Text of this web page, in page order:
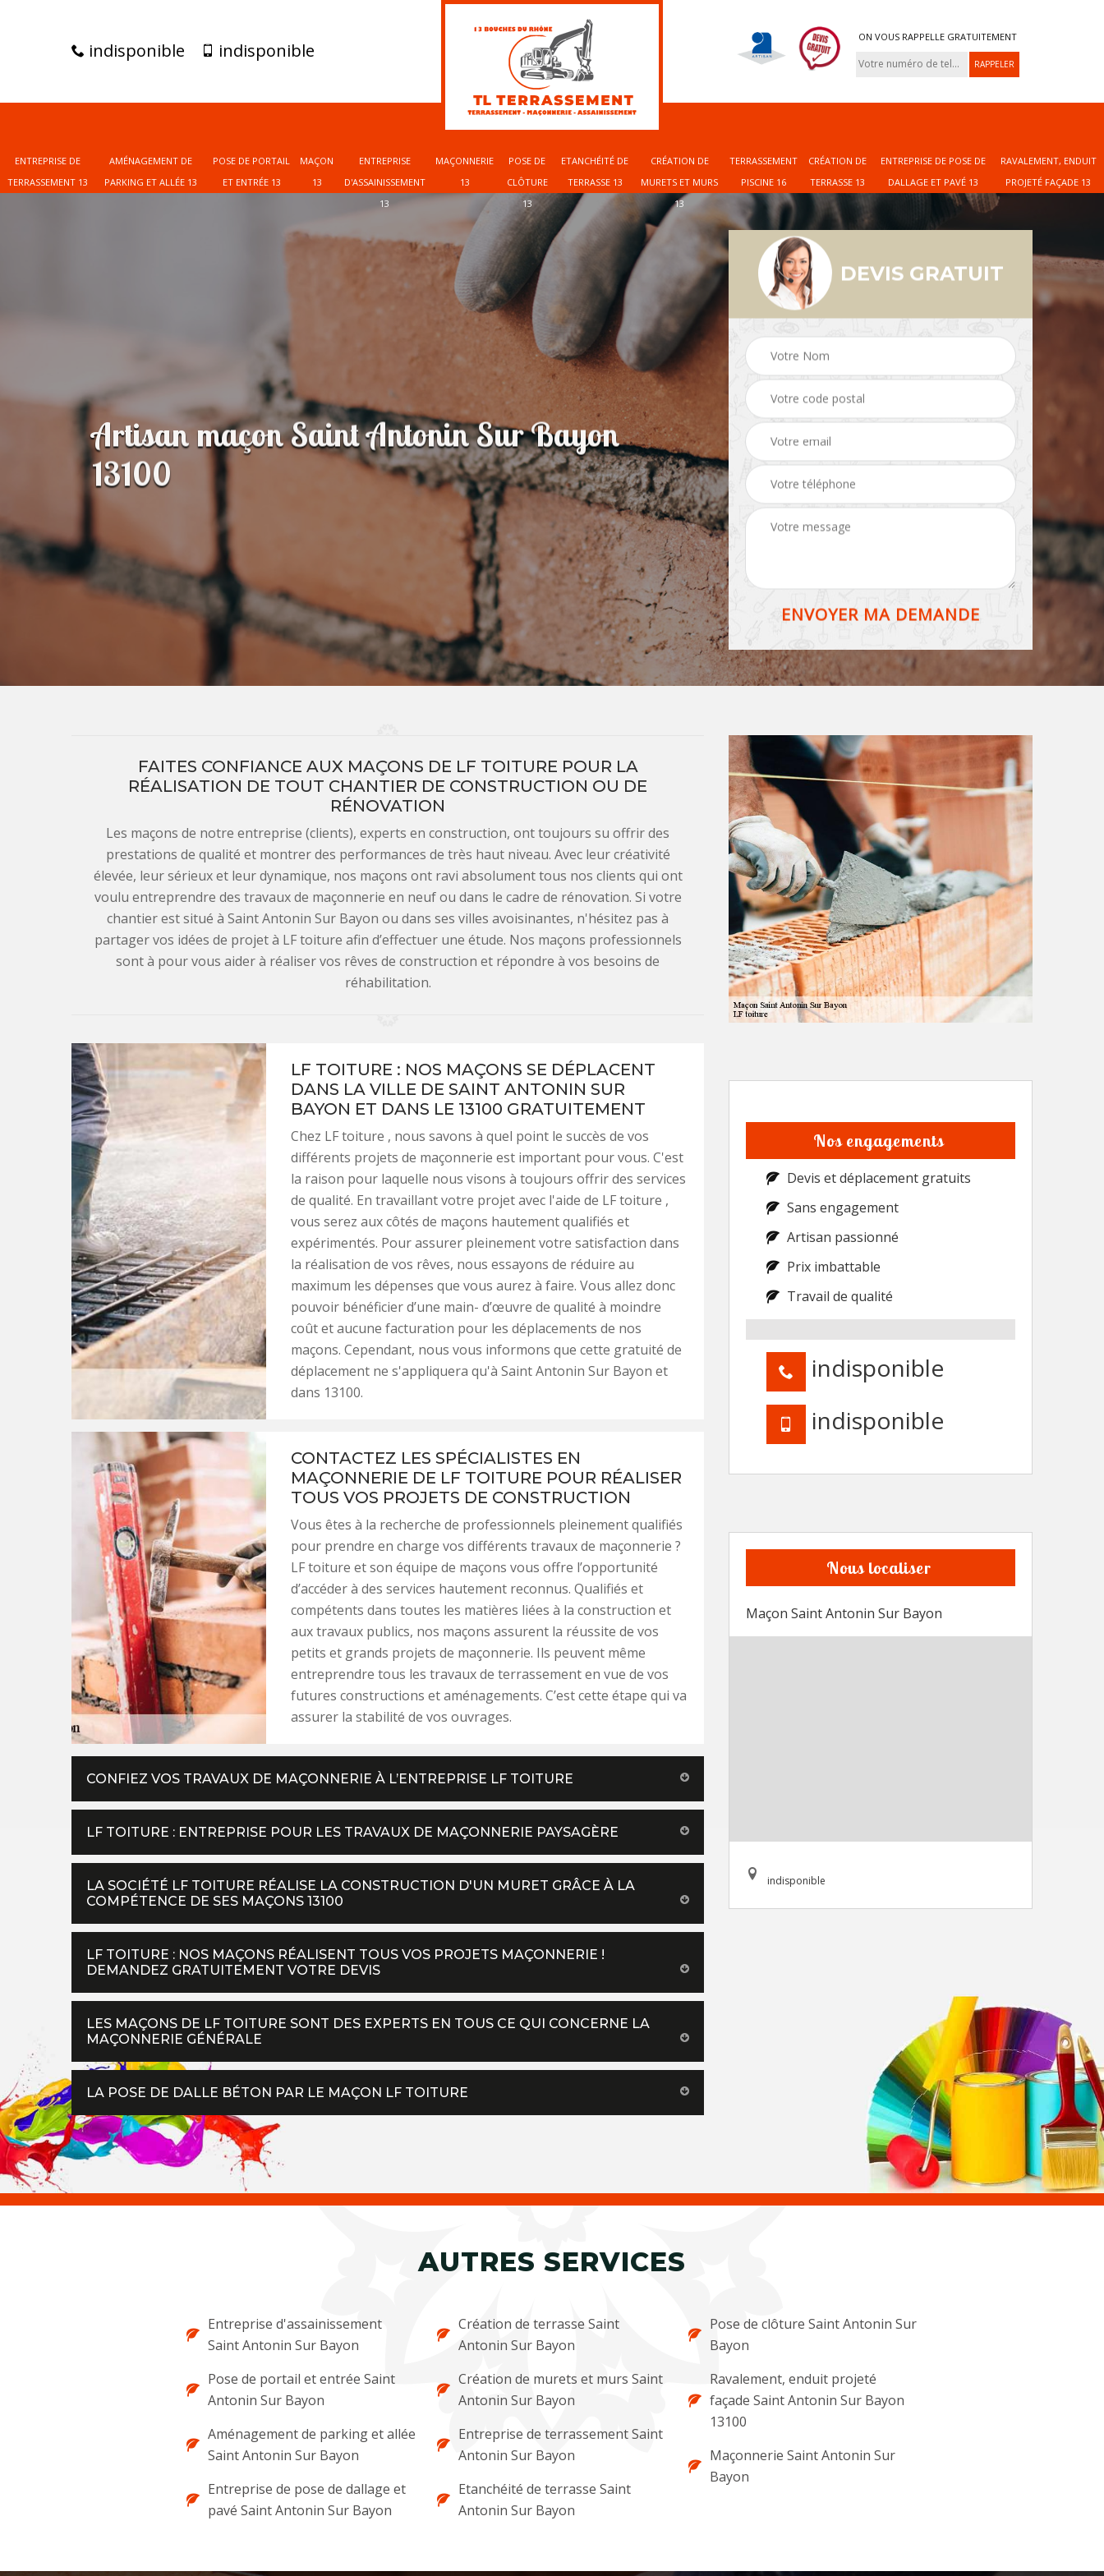
indisponible indisponible
ON VOUS RAPPELLE GRATUITEMENT
ENTREPRISE DE
TERRASSEMENT 13
AMÉNAGEMENT DE
PARKING ET ALLÉE 13
POSE DE PORTAIL
ET ENTRÉE 13
MAÇON
13
ENTREPRISE
D'ASSAINISSEMENT
13
MAÇONNERIE
13
POSE DE
CLÔTURE
13
ETANCHÉITÉ DE
TERRASSE 13
CRÉATION DE
MURETS ET MURS
13
TERRASSEMENT
PISCINE 16
CRÉATION DE
TERRASSE 13
ENTREPRISE DE POSE DE
DALLAGE ET PAVÉ 13
RAVALEMENT, ENDUIT
PROJETÉ FAÇADE 13
Artisan maçon Saint Antonin Sur Bayon
13100
DEVIS GRATUIT
FAITES CONFIANCE AUX MAÇONS DE LF TOITURE POUR LA
RÉALISATION DE TOUT CHANTIER DE CONSTRUCTION OU DE
RÉNOVATION
Les maçons de notre entreprise (clients), experts en construction, ont toujours su offrir des
prestations de qualité et montrer des performances de très haut niveau. Avec leur créativité
élevée, leur sérieux et leur dynamique, nos maçons ont ravi absolument tous nos clients qui ont
voulu entreprendre des travaux de maçonnerie en neuf ou dans le cadre de rénovation. Si votre
chantier est situé à Saint Antonin Sur Bayon ou dans ses villes avoisinantes, n'hésitez pas à
partager vos idées de projet à LF toiture afin d’effectuer une étude. Nos maçons professionnels
sont à pour vous aider à réaliser vos rêves de construction et répondre à vos besoins de
réhabilitation.
LF TOITURE : NOS MAÇONS SE DÉPLACENT
DANS LA VILLE DE SAINT ANTONIN SUR
BAYON ET DANS LE 13100 GRATUITEMENT
Chez LF toiture , nous savons à quel point le succès de vos
différents projets de maçonnerie est important pour vous. C'est
la raison pour laquelle nous visons à toujours offrir des services
de qualité. En travaillant votre projet avec l'aide de LF toiture ,
vous serez aux côtés de maçons hautement qualifiés et
expérimentés. Pour assurer pleinement votre satisfaction dans
la réalisation de vos rêves, nous essayons de réduire au
maximum les dépenses que vous aurez à faire. Vous allez donc
pouvoir bénéficier d’une main- d’œuvre de qualité à moindre
coût et aucune facturation pour les déplacements de nos
maçons. Cependant, nous vous informons que cette gratuité de
déplacement ne s'appliquera qu'à Saint Antonin Sur Bayon et
dans 13100.
CONTACTEZ LES SPÉCIALISTES EN
MAÇONNERIE DE LF TOITURE POUR RÉALISER
TOUS VOS PROJETS DE CONSTRUCTION
Vous êtes à la recherche de professionnels pleinement qualifiés
pour prendre en charge vos différents travaux de maçonnerie ?
LF toiture et son équipe de maçons vous offre l’opportunité
d’accéder à des services hautement reconnus. Qualifiés et
compétents dans toutes les matières liées à la construction et
aux travaux publics, nos maçons assurent la réussite de vos
petits et grands projets de maçonnerie. Ils peuvent même
entreprendre tous les travaux de terrassement en vue de vos
futures constructions et aménagements. C’est cette étape qui va
assurer la stabilité de vos ouvrages.
CONFIEZ VOS TRAVAUX DE MAÇONNERIE À L’ENTREPRISE LF TOITURE
LF TOITURE : ENTREPRISE POUR LES TRAVAUX DE MAÇONNERIE PAYSAGÈRE
LA SOCIÉTÉ LF TOITURE RÉALISE LA CONSTRUCTION D'UN MURET GRÂCE À LA
COMPÉTENCE DE SES MAÇONS 13100
LF TOITURE : NOS MAÇONS RÉALISENT TOUS VOS PROJETS MAÇONNERIE !
DEMANDEZ GRATUITEMENT VOTRE DEVIS
LES MAÇONS DE LF TOITURE SONT DES EXPERTS EN TOUS CE QUI CONCERNE LA
MAÇONNERIE GÉNÉRALE
LA POSE DE DALLE BÉTON PAR LE MAÇON LF TOITURE
Nos engagements
Devis et déplacement gratuits
Sans engagement
Artisan passionné
Prix imbattable
Travail de qualité
indisponible
indisponible
Nous localiser
Maçon Saint Antonin Sur Bayon
indisponible
AUTRES SERVICES
Entreprise d'assainissement
Saint Antonin Sur Bayon
Pose de portail et entrée Saint
Antonin Sur Bayon
Aménagement de parking et allée
Saint Antonin Sur Bayon
Entreprise de pose de dallage et
pavé Saint Antonin Sur Bayon
Création de terrasse Saint
Antonin Sur Bayon
Création de murets et murs Saint
Antonin Sur Bayon
Entreprise de terrassement Saint
Antonin Sur Bayon
Etanchéité de terrasse Saint
Antonin Sur Bayon
Pose de clôture Saint Antonin Sur
Bayon
Ravalement, enduit projeté
façade Saint Antonin Sur Bayon
13100
Maçonnerie Saint Antonin Sur
Bayon